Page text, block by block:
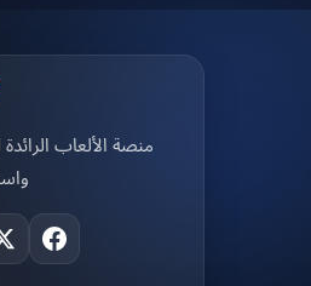
منصة الألعاب